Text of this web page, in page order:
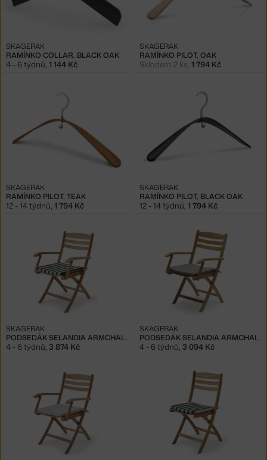
RAMÍNKO COLLAR, BLACK OAK
SKAGERAK
4 - 6 týdnů, 1 144 Kč
RAMÍNKO PILOT, OAK
SKAGERAK
Skladem 2 ks, 1 794 Kč
RAMÍNKO PILOT, TEAK
SKAGERAK
12 - 14 týdnů, 1 794 Kč
RAMÍNKO PILOT, BLACK OAK
SKAGERAK
12 - 14 týdnů, 1 794 Kč
PODSEDÁK SELANDIA ARMCHAIR, LIGHT APRICOT / DARK GREEN STRIPE
SKAGERAK
4 - 6 týdnů, 3 874 Kč
PODSEDÁK SELANDIA ARMCHAIR, ASH
SKAGERAK
4 - 6 týdnů, 3 094 Kč